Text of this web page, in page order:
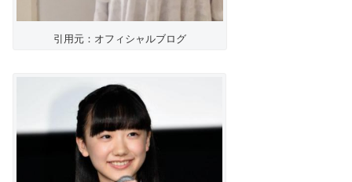
引用元：オフィシャルブログ